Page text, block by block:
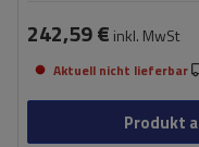
242,59 € inkl. MwSt
Aktuell nicht lieferbar
Produkt